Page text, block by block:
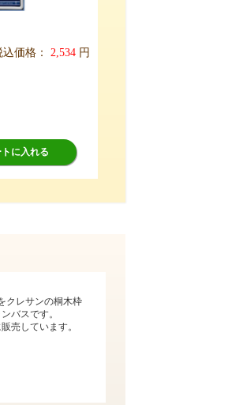
込価格： 2,534 円
トに入れる
クレサンの桐木枠
バスです。
売しています。